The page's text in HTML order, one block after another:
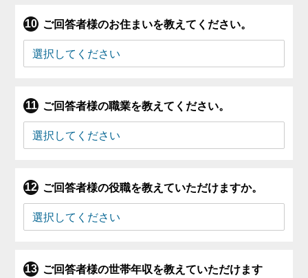
ご回答者様のお住まいを教えてください。
ご回答者様の職業を教えてください。
ご回答者様の役職を教えていただけますか。
ご回答者様の世帯年収を教えていただけます